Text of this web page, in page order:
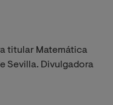
titular Matemática
Sevilla. Divulgadora